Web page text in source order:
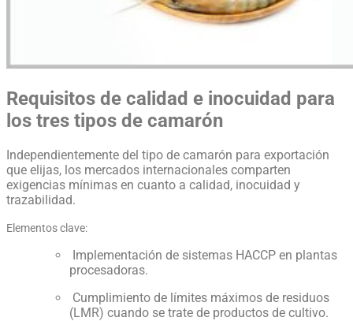
Requisitos de calidad e inocuidad para
los tres tipos de camarón
Independientemente del tipo de camarón para exportación
que elijas, los mercados internacionales comparten
exigencias mínimas en cuanto a calidad, inocuidad y
trazabilidad.
Elementos clave:
Implementación de sistemas HACCP en plantas
procesadoras.
Cumplimiento de límites máximos de residuos
(LMR) cuando se trate de productos de cultivo.